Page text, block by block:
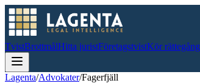
TvistBrottmålHitta juristFöretagstvistKör rättegång
Lagenta/Advokater/Fagerfjäll